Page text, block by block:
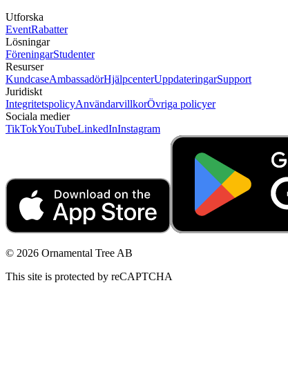
Utforska
EventRabatter
Lösningar
FöreningarStudenter
Resurser
KundcaseAmbassadörHjälpcenterUppdateringarSupport
Juridiskt
IntegritetspolicyAnvändarvillkorÖvriga policyer
Sociala medier
TikTokYouTubeLinkedInInstagram
© 2026 Ornamental Tree AB
This site is protected by reCAPTCHA